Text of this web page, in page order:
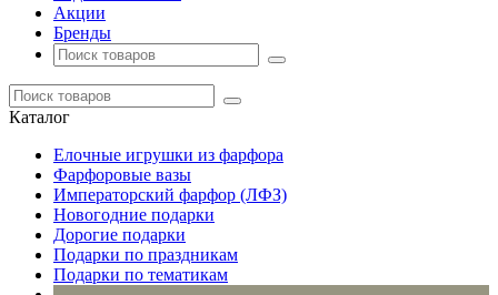
Акции
Бренды
Каталог
Елочные игрушки из фарфора
Фарфоровые вазы
Императорский фарфор (ЛФЗ)
Новогодние подарки
Дорогие подарки
Подарки по праздникам
Подарки по тематикам